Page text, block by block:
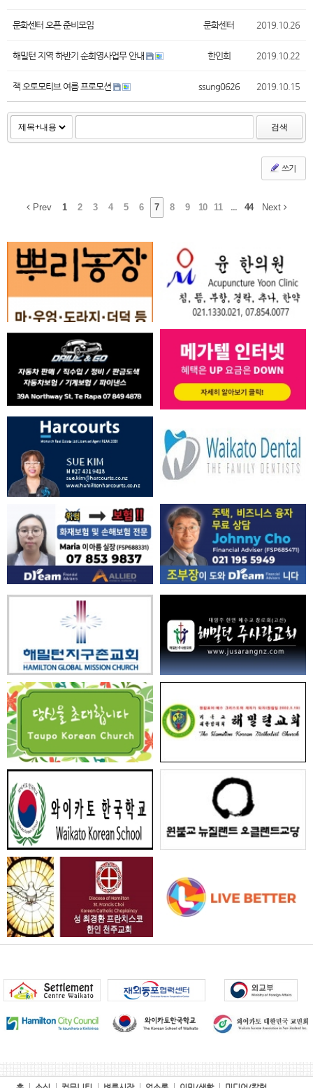
문화센터 오픈 준비모임 문화센터 2019.10.26
해밀턴 지역 하반기 순회영사업무 안내 한인회 2019.10.22
잭 오토모티브 여름 프로모션 ssung0626 2019.10.15
검색
쓰기
Prev 1 2 3 4 5 6 7 8 9 10 11 ... 44 Next